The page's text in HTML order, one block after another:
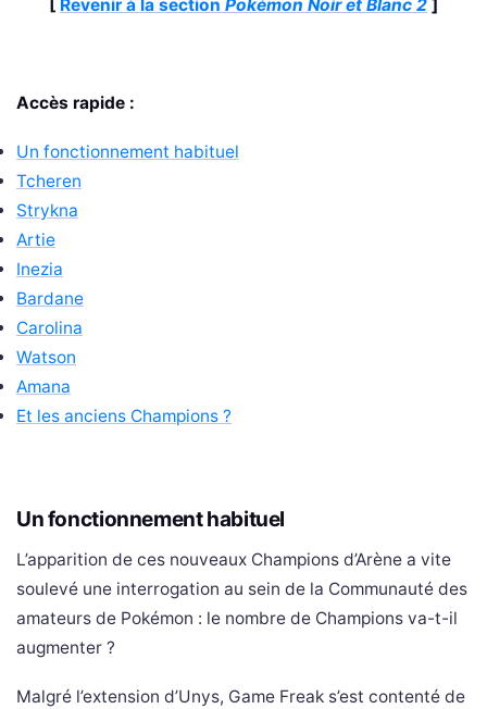
[ Revenir à la section Pokémon Noir et Blanc 2 ]
Accès rapide :
Un fonctionnement habituel
Tcheren
Strykna
Artie
Inezia
Bardane
Carolina
Watson
Amana
Et les anciens Champions ?
Un fonctionnement habituel
L’apparition de ces nouveaux Champions d’Arène a vite
soulevé une interrogation au sein de la Communauté des
amateurs de Pokémon : le nombre de Champions va-t-il
augmenter ?
Malgré l’extension d’Unys, Game Freak s’est contenté de